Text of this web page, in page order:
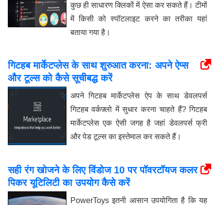
कुछ ही साधारण क्लिकों में ऐसा कर सकते हैं। टीमों
में किसी को स्पॉटलाइट करने का तरीका यहां
बताया गया है।
गिटहब मार्केटप्लेस के साथ शुरुआत करना: अपने ऐप्स
और टूल्स को कैसे सूचीबद्ध करें
अपने गिटहब मार्केटप्लेस ऐप के साथ डेवलपर्स
गिटहब वर्कफ़्लो में सुधार करना चाहते हैं? गिटहब
मार्केटप्लेस एक ऐसी जगह है जहां डेवलपर्स फ्री
और पेड टूल्स का इस्तेमाल कर सकते हैं।
सही रंग खोजने के लिए विंडोज 10 पर पॉवरटॉयज कलर
पिकर यूटिलिटी का उपयोग कैसे करें
PowerToys इतनी आसान उपयोगिता है कि यह